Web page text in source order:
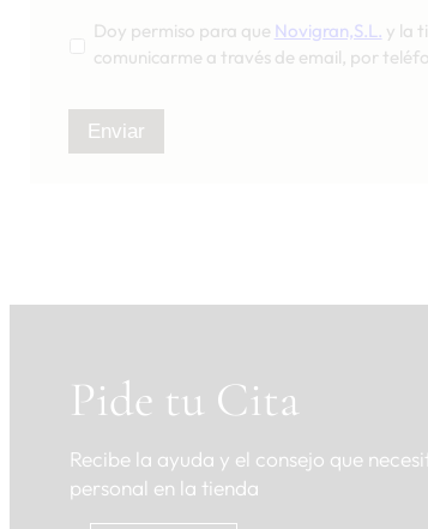
Doy permiso para que Novigran,S.L. y la
comunicarme a través de email, por
Pide tu Cita
Recibe la ayuda y el consejo que
personal en la tienda